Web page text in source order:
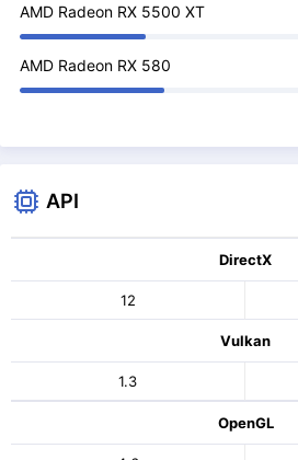
AMD Radeon RX 5500 XT
AMD Radeon RX 580
API
DirectX
12
Vulkan
1.3
OpenGL